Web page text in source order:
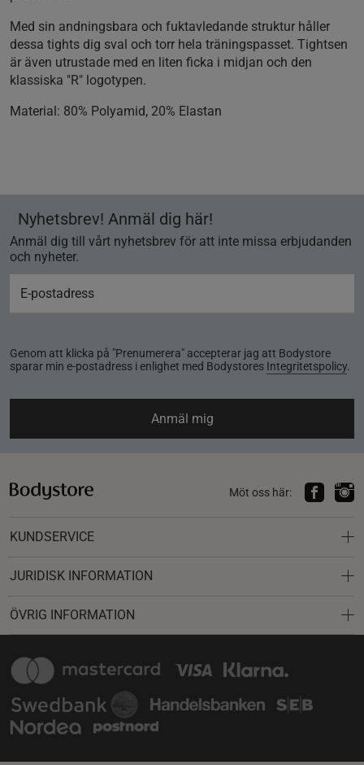
Med sin andningsbara och fuktavledande struktur håller
dessa tights dig sval och torr hela träningspasset. Tightsen
är även utrustade med en liten ficka i midjan och den
klassiska "R" logotypen.
Material: 80% Polyamid, 20% Elastan
Nyhetsbrev! Anmäl dig här!
Anmäl dig till vårt nyhetsbrev för att inte missa erbjudanden
och nyheter.
Genom att klicka på "Prenumerera" accepterar jag att Bodystore
sparar min e-postadress i enlighet med Bodystores Integritetspolicy.
Anmäl mig
Möt oss här:
KUNDSERVICE
JURIDISK INFORMATION
ÖVRIG INFORMATION